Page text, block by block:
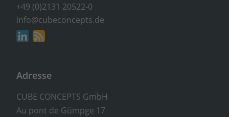
+49 (0)2131 20522-0
info@cubeconcepts.de
Adresse
CUBE CONCEPTS GmbH
Au pont de Gümpge 17